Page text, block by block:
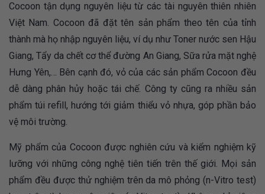
Cocoon tận dụng nguyên liệu từ các tài nguyên thiên nhiên
Việt Nam. Cocoon đã đặt tên sản phẩm theo tên của tỉnh
thành mà họ nhập nguyên liệu, ví dụ như Toner nước sen Hậu
Giang, Tẩy da chết cơ thể đường An Giang, Sữa rửa mặt nghệ
Hưng Yên,… Bên cạnh đó, vỏ của các sản phẩm Cocoon đều
dễ dàng phân hủy hoặc tái chế. Công ty cũng ra nhiều sản
phẩm túi refill, hướng tới giảm thiểu vỏ nhựa, góp phần bảo
vệ môi trường.
Mỹ phẩm của Cocoon được nghiên cứu và kiểm nghiệm kỹ
lưỡng với những công nghệ tiên tiến trên thế giới. Mọi sản
phẩm đều được thử nghiệm trên da mô phỏng (n-Vitro test)